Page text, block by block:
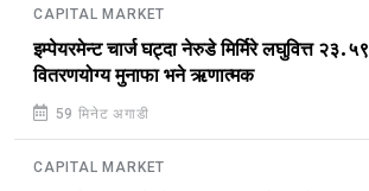
CAPITAL MARKET
इम्पेयरमेन्ट चार्ज घट्दा नेरुडे मिर्मिरे लघुवित्त
वितरणयोग्य मुनाफा भने ऋणात्मक
59 मिनेट अगाडी
CAPITAL MARKET